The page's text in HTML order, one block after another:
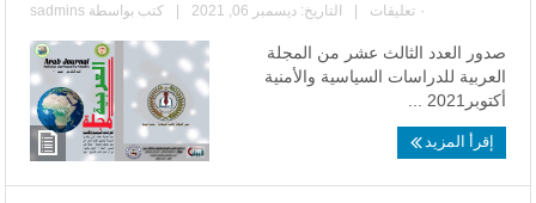
كتب بواسطة sadmins | التاريخ: ديسمبر 06, 2021 | ٠ تعليقات
صدور العدد الثالث عشر من المجلة
العربية للدراسات السياسية والأمنية
أكتوبر2021 ...
إقرأ المزيد